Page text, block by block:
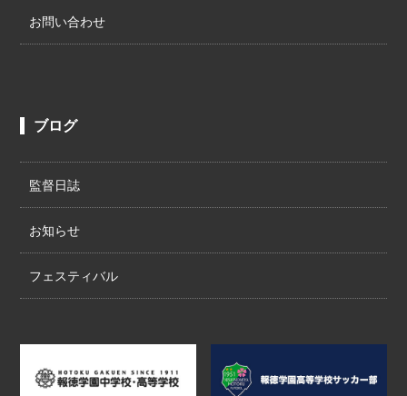
お問い合わせ
ブログ
監督日誌
お知らせ
フェスティバル